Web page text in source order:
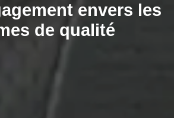
envers les
de qualité